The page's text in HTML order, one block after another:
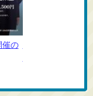
催の